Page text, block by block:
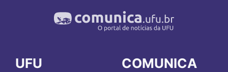
UFU COMUNICA